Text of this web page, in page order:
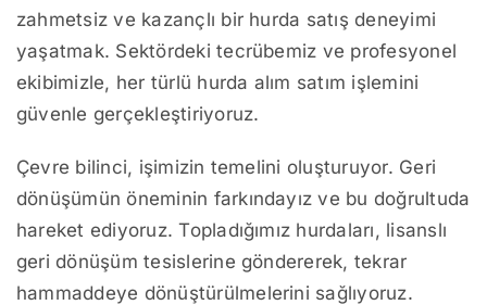
zahmetsiz ve kazançlı bir hurda satış deneyimi
yaşatmak. Sektördeki tecrübemiz ve profesyonel
ekibimizle, her türlü hurda alım satım işlemini
güvenle gerçekleştiriyoruz.
Çevre bilinci, işimizin temelini oluşturuyor. Geri
dönüşümün öneminin farkındayız ve bu doğrultuda
hareket ediyoruz. Topladığımız hurdaları, lisanslı
geri dönüşüm tesislerine göndererek, tekrar
hammaddeye dönüştürülmelerini sağlıyoruz.